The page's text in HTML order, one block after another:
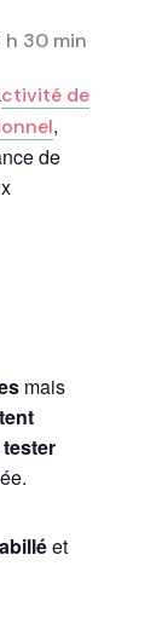
h 30 min
ctivité de
,
de
mais
et